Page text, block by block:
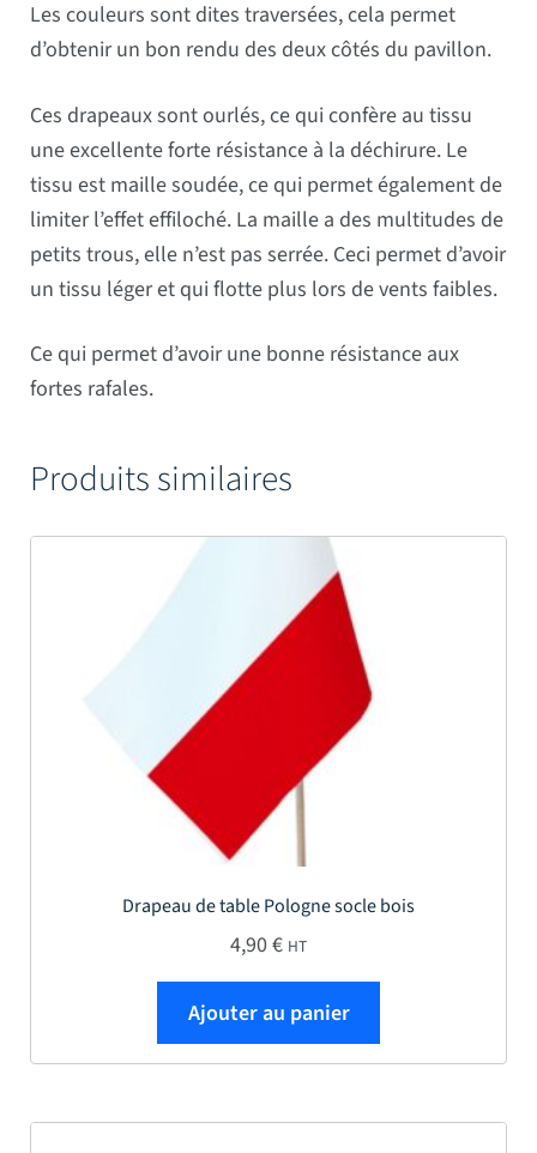
Les couleurs sont dites traversées, cela permet
d’obtenir un bon rendu des deux côtés du pavillon.
Ces drapeaux sont ourlés, ce qui confère au tissu
une excellente forte résistance à la déchirure. Le
tissu est maille soudée, ce qui permet également de
limiter l’effet effiloché. La maille a des multitudes de
petits trous, elle n’est pas serrée. Ceci permet d’avoir
un tissu léger et qui flotte plus lors de vents faibles.
Ce qui permet d’avoir une bonne résistance aux
fortes rafales.
Produits similaires
Drapeau de table Pologne socle bois
4,90€ HT
Ajouter au panier